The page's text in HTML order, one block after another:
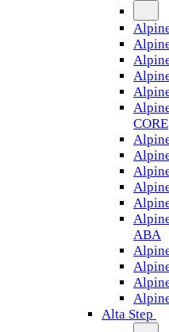
CORE
ABA
Alta Step